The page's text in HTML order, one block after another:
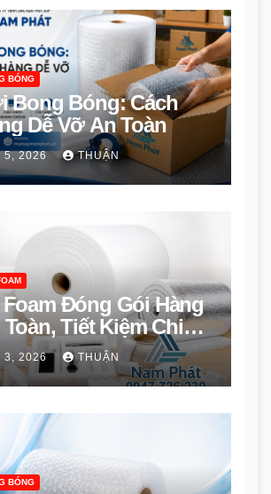
BÓNG
Bong Bóng: Cách
Dễ Vỡ An Toàn
5, 2026 THUẬN
Đóng Gói Hàng
Tiết Kiệm Chi
3, 2026 THUẬN
BÓNG